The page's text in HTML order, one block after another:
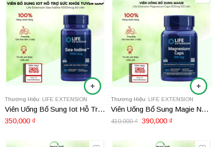
Thương Hiệu: LIFE EXTENSION
Viên Uống Bổ Sung Iot Hỗ Trợ Sức Khỏe Tuyến Giáp Life Extension Sea-Iodine 1000mg 60 viên
350,000 ₫
Thương Hiệu: LIFE EXTENSION
Viên Uống Bổ Sung Magie Ngủ Ngon, Giảm Căng Thẳng Life Extension Magnesium Caps 500mg 100 viên
410,000₫ 390,000 ₫